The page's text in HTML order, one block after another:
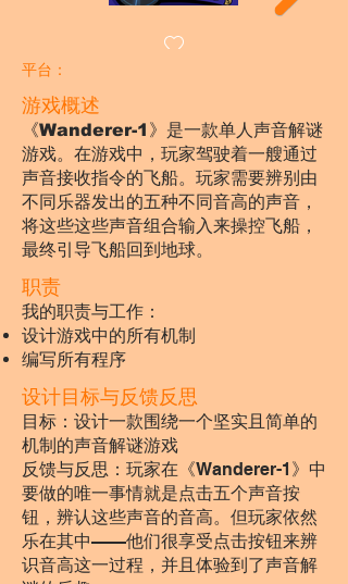
​平台：
游戏概述
《Wanderer-1》是一款单人声音解谜
游戏。在游戏中，玩家驾驶着一艘通过
声音接收指令的飞船。玩家需要辨别由
不同乐器发出的五种不同音高的声音，
将这些这些声音组合输入来操控飞船，
最终引导飞船回到地球。
职责
​我的职责与工作：
设计游戏中的所有机制
​编写所有程序
设计目标与反馈反思
目标：设计一款围绕一个坚实且简单的
机制的声音解谜游戏
反馈与反思：玩家在《Wanderer-1》中
要做的唯一事情就是点击五个声音按
钮，辨认这些声音的音高。但玩家依然
乐在其中——他们很享受点击按钮来辨
识音高这一过程，并且体验到了声音解